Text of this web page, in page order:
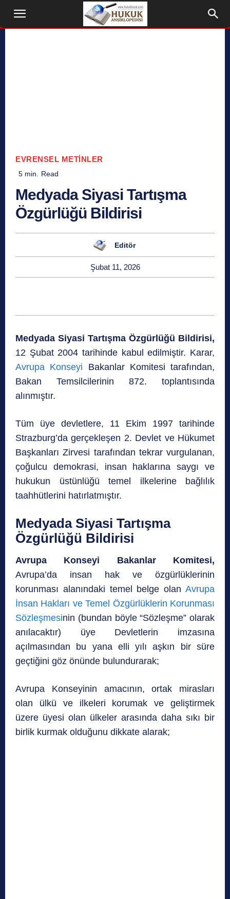
EVRENSEL METINLER
5 min. Read
Medyada Siyasi Tartışma
Özgürlüğü Bildirisi
Editör
Şubat 11, 2026
Medyada Siyasi Tartışma Özgürlüğü Bildirisi,
12 Şubat 2004 tarihinde kabul edilmiştir. Karar,
Avrupa Konseyi Bakanlar Komitesi tarafından,
Bakan Temsilcilerinin 872. toplantısında
alınmıştır.
Tüm üye devletlere, 11 Ekim 1997 tarihinde
Strazburg’da gerçekleşen 2. Devlet ve Hükumet
Başkanları Zirvesi tarafından tekrar vurgulanan,
çoğulcu demokrasi, insan haklarına saygı ve
hukukun üstünlüğü temel ilkelerine bağlılık
taahhütlerini hatırlatmıştır.
Medyada Siyasi Tartışma
Özgürlüğü Bildirisi
Avrupa Konseyi Bakanlar Komitesi,
Avrupa’da insan hak ve özgürlüklerinin
korunması alanındaki temel belge olan Avrupa
İnsan Hakları ve Temel Özgürlüklerin Korunması
Sözleşmesinin (bundan böyle “Sözleşme” olarak
anılacaktır) üye Devletlerin imzasına
açılmasından bu yana elli yılı aşkın bir süre
geçtiğini göz önünde bulundurarak;
Avrupa Konseyinin amacının, ortak mirasları
olan ülkü ve ilkeleri korumak ve geliştirmek
üzere üyesi olan ülkeler arasında daha sıkı bir
birlik kurmak olduğunu dikkate alarak;